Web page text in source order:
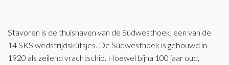
Stavoren is de thuishaven van de Súdwesthoek, een van de
14 SKS wedstrijdskûtsjes. De Súdwesthoek is gebouwd in
1920 als zeilend vrachtschip. Hoewel bijna 100 jaar oud,